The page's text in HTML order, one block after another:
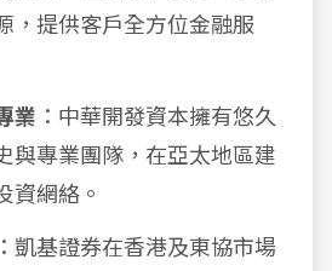
，提供客戶全方位金融服
業 ：中華開發資本擁有悠久
與專業團隊，在亞太地區建
資網絡。
：凱基證券在香港及東協市場